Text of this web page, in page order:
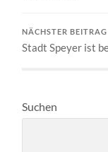
NÄCHSTER BEITRAG
Stadt Speyer ist
Suchen